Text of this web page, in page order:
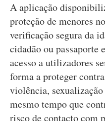
A aplicação
proteção de menores
verificação segura da
cidadão ou passaporte
acesso a utilizadores
forma a proteger
violência,
mesmo tempo que
risco de contacto com